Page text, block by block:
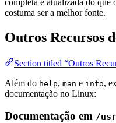
costuma ser a melhor fonte.
Outros Recursos
Section titled “Outros
Além do help, man e info,
documentação no Linux:
Documentação em /